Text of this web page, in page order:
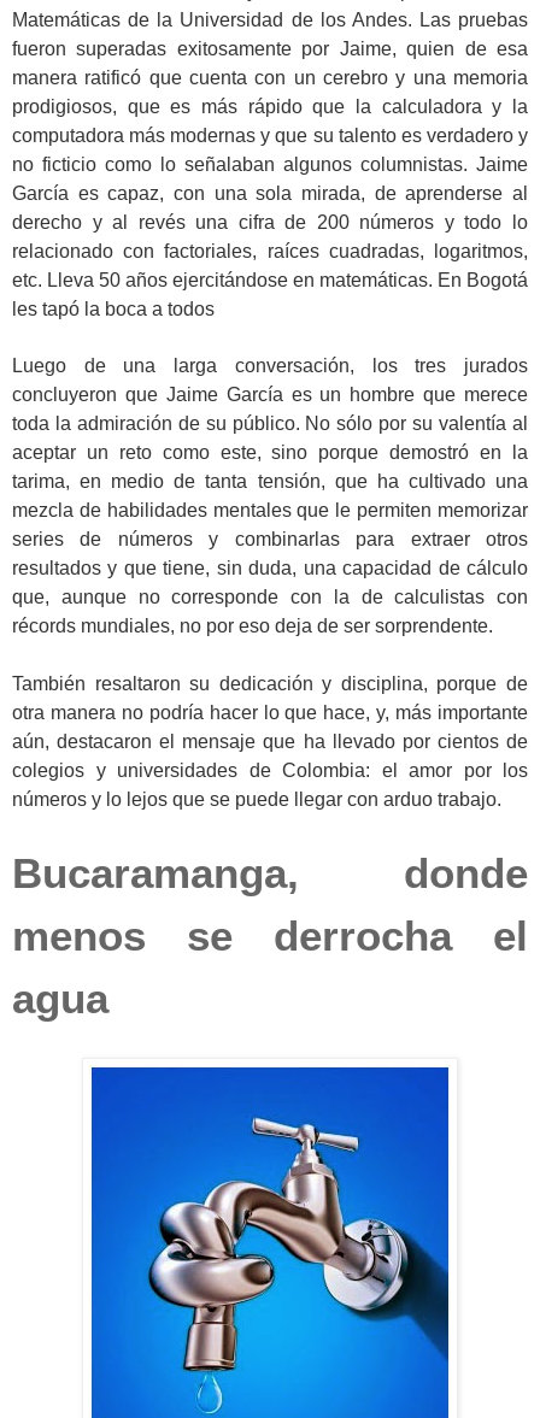
Matemáticas de la Universidad de los Andes. Las pruebas
fueron superadas exitosamente por Jaime, quien de esa
manera ratificó que cuenta con un cerebro y una memoria
prodigiosos, que es más rápido que la calculadora y la
computadora más modernas y que su talento es verdadero y
no ficticio como lo señalaban algunos columnistas. Jaime
García es capaz, con una sola mirada, de aprenderse al
derecho y al revés una cifra de 200 números y todo lo
relacionado con factoriales, raíces cuadradas, logaritmos,
etc. Lleva 50 años ejercitándose en matemáticas. En Bogotá
les tapó la boca a todos
Luego de una larga conversación, los tres jurados
concluyeron que Jaime García es un hombre que merece
toda la admiración de su público. No sólo por su valentía al
aceptar un reto como este, sino porque demostró en la
tarima, en medio de tanta tensión, que ha cultivado una
mezcla de habilidades mentales que le permiten memorizar
series de números y combinarlas para extraer otros
resultados y que tiene, sin duda, una capacidad de cálculo
que, aunque no corresponde con la de calculistas con
récords mundiales, no por eso deja de ser sorprendente.
También resaltaron su dedicación y disciplina, porque de
otra manera no podría hacer lo que hace, y, más importante
aún, destacaron el mensaje que ha llevado por cientos de
colegios y universidades de Colombia: el amor por los
números y lo lejos que se puede llegar con arduo trabajo.
Bucaramanga, donde
menos se derrocha el
agua